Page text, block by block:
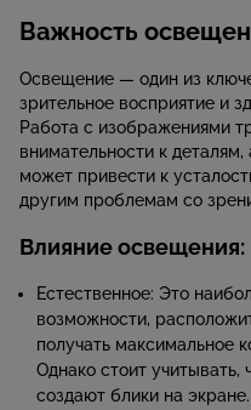
Важность
Освещение — один из
зрительное восприятие и
Работа с изображениями
внимательности к
может привести к
другим проблемам со
Влияние освещения:
Естественное: Это
возможности,
получать максимальное
Однако стоит
создают блики на